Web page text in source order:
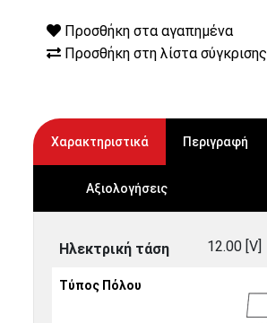
Προσθήκη στα αγαπημένα
Προσθήκη στη λίστα σύγκρισης
Χαρακτηριστικά Περιγραφή
Αξιολογήσεις
Ηλεκτρική τάση 12.00 [V]
Τύπος Πόλου